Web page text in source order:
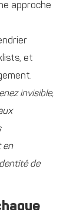
approche
et
invisible,
en
de